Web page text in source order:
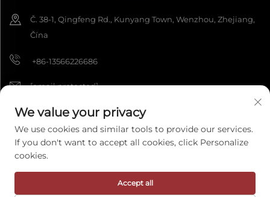
Č. 38-1, Qingfeng Rd., Kunyang Town, Wenzhou, Zhejiang,
Čína
+86-13566226686
[email protected]
Copyright © 2026 Wenzhou Fengke Crafts Co., Ltd. Všechna práva
vyhrazena.
Zásady ochrany osobních údajů
We value your privacy
We use cookies and similar tools to provide our services.
If you don't want to accept all cookies, click Personalize
cookies.
Accept all